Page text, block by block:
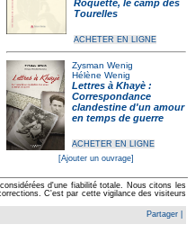
Roquette, le camp des
Tourelles
ACHETER EN LIGNE
Zysman Wenig
Hélène Wenig
Lettres à Khayè :
Correspondance
clandestine d'un amour
en temps de guerre
ACHETER EN LIGNE
[Ajouter un ouvrage]
d'une fiabilité totale. Nous citons les
C'est par cette vigilance des visiteurs
Partager